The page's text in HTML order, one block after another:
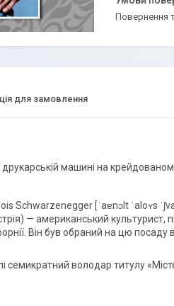
повернення
для замовлення
машині на
[ˈaɐnɔlt ˈaloʏs
— американський культурист,
Він був обраний на цю
семикратний володар титулу